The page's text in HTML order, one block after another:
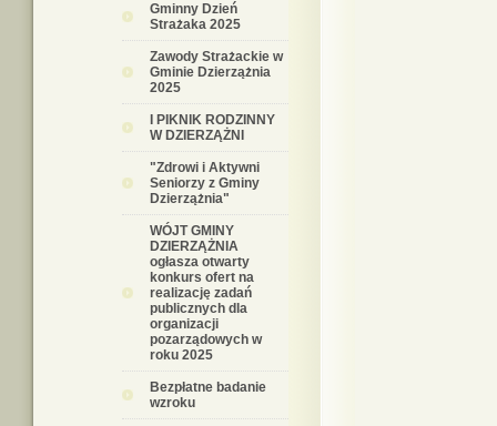
Gminny Dzień
Strażaka 2025
Zawody Strażackie w
Gminie Dzierzążnia
2025
I PIKNIK RODZINNY
W DZIERZĄŻNI
"Zdrowi i Aktywni
Seniorzy z Gminy
Dzierzążnia"
WÓJT GMINY
DZIERZĄŻNIA
ogłasza otwarty
konkurs ofert na
realizację zadań
publicznych dla
organizacji
pozarządowych w
roku 2025
Bezpłatne badanie
wzroku